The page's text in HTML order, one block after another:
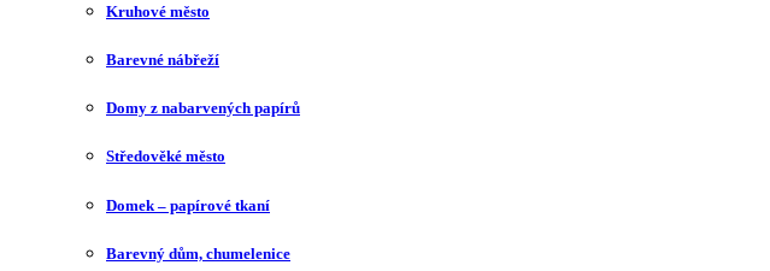
Kruhové město
Barevné nábřeží
Domy z nabarvených papírů
Středověké město
Domek – papírové tkaní
Barevný dům, chumelenice